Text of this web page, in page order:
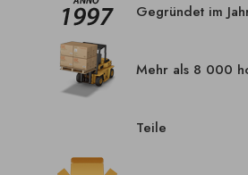
Gegründet im
Mehr als 8 000
Teile